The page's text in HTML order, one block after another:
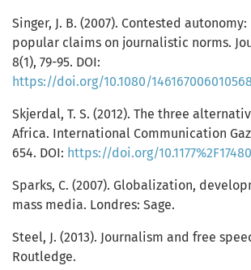
Singer, J. B. (2007). Contested
popular claims on journalistic norms.
8(1), 79-95. DOI:
https://doi.org/10.1080/
Skjerdal, T. S. (2012). The three
Africa. International Communication
654. DOI: https://doi.org/
Sparks, C. (2007). Globalization,
mass media. Londres: Sage.
Steel, J. (2013). Journalism and free
Routledge.